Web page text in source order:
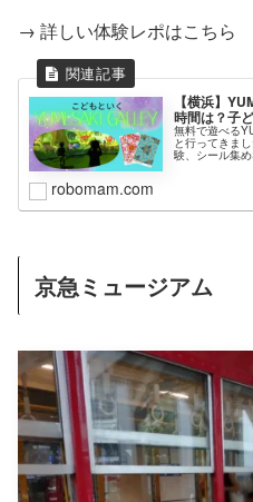
→ 詳しい体験レポはこちら
【横浜】
時間は？子
無料で遊べる
と行ってきま
験、シール集
間や見どころ
robomam.com
京急ミュージアム